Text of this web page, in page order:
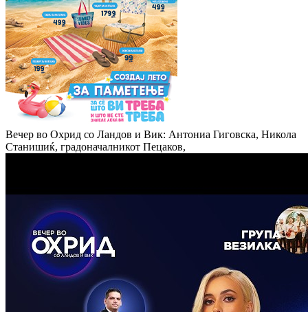
Вечер во Охрид со Ландов и Вик: Антониа Гиговска, Никола
Станишиќ, градоначалникот Пецаков,